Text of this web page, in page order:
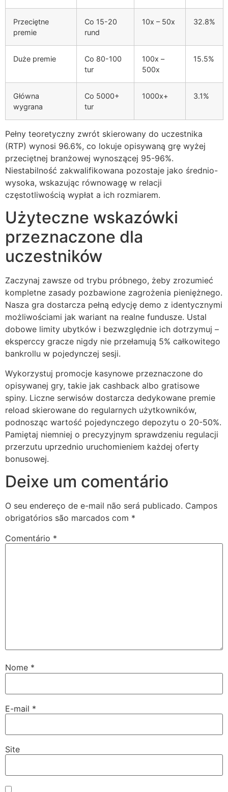
Przeciętne
premie
Co 15-20
rund
10x – 50x 32.8%
Duże premie
Co 80-100
tur
100x –
500x
15.5%
Główna
wygrana
Co 5000+
tur
1000x+ 3.1%
Pełny teoretyczny zwrót skierowany do uczestnika
(RTP) wynosi 96.6%, co lokuje opisywaną grę wyżej
przeciętnej branżowej wynoszącej 95-96%.
Niestabilność zakwalifikowana pozostaje jako średnio-
wysoka, wskazując równowagę w relacji
częstotliwością wypłat a ich rozmiarem.
Użyteczne wskazówki
przeznaczone dla
uczestników
Zaczynaj zawsze od trybu próbnego, żeby zrozumieć
kompletne zasady pozbawione zagrożenia pieniężnego.
Nasza gra dostarcza pełną edycję demo z identycznymi
możliwościami jak wariant na realne fundusze. Ustal
dobowe limity ubytków i bezwzględnie ich dotrzymuj –
eksperccy gracze nigdy nie przełamują 5% całkowitego
bankrollu w pojedynczej sesji.
Wykorzystuj promocje kasynowe przeznaczone do
opisywanej gry, takie jak cashback albo gratisowe
spiny. Liczne serwisów dostarcza dedykowane premie
reload skierowane do regularnych użytkowników,
podnosząc wartość pojedynczego depozytu o 20-50%.
Pamiętaj niemniej o precyzyjnym sprawdzeniu regulacji
przerzutu uprzednio uruchomieniem każdej oferty
bonusowej.
Deixe um comentário
O seu endereço de e-mail não será publicado. Campos
obrigatórios são marcados com *
Comentário *
Nome *
E-mail *
Site